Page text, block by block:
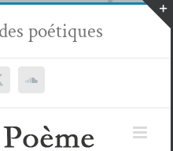
poétiques
SoundCloud